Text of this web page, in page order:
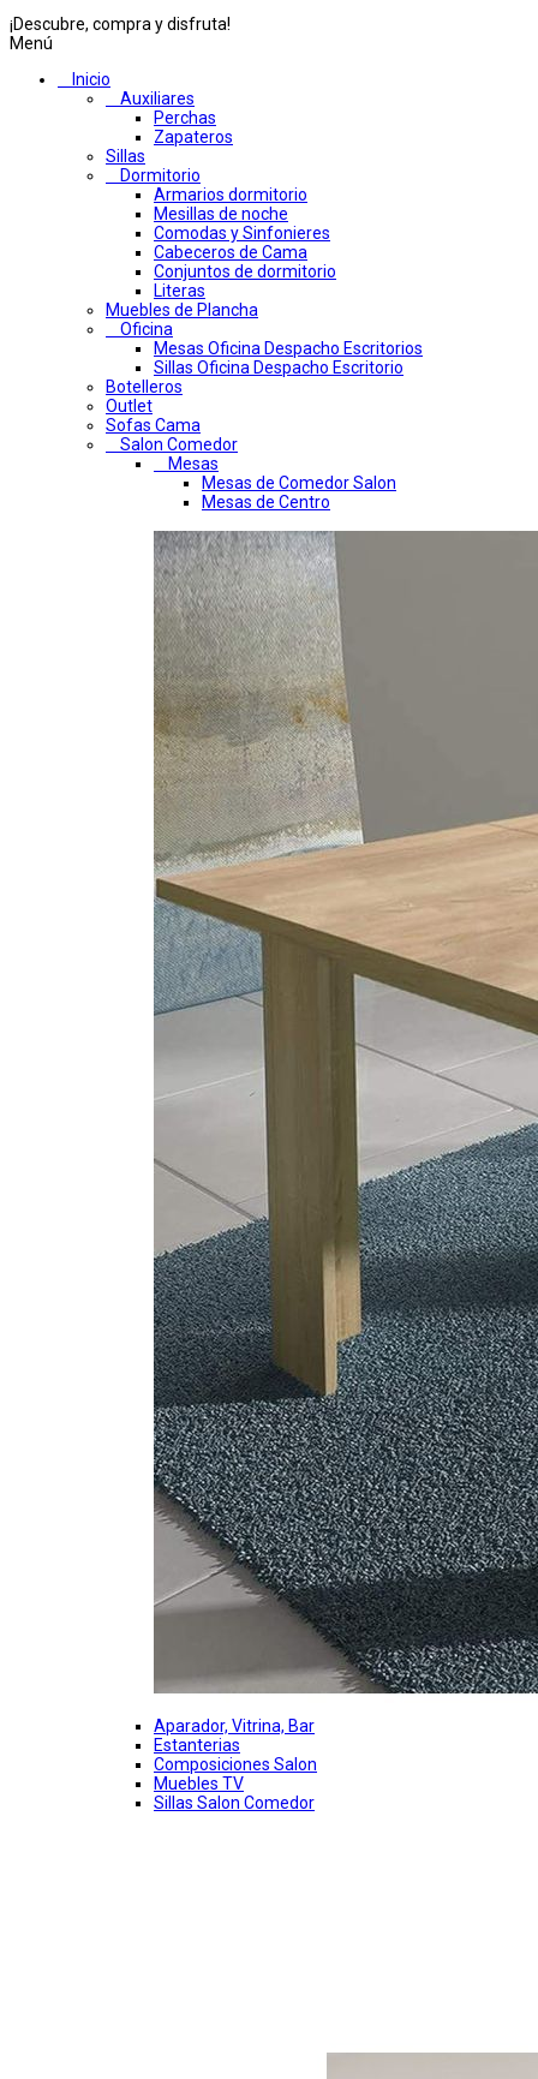
¡Descubre, compra y disfruta!
Menú
Inicio
Auxiliares
Perchas
Zapateros
Sillas
Dormitorio
Armarios dormitorio
Mesillas de noche
Comodas y Sinfonieres
Cabeceros de Cama
Conjuntos de dormitorio
Literas
Muebles de Plancha
Oficina
Mesas Oficina Despacho Escritorios
Sillas Oficina Despacho Escritorio
Botelleros
Outlet
Sofas Cama
Salon Comedor
Mesas
Mesas de Comedor Salon
Mesas de Centro
Aparador, Vitrina, Bar
Estanterias
Composiciones Salon
Muebles TV
Sillas Salon Comedor